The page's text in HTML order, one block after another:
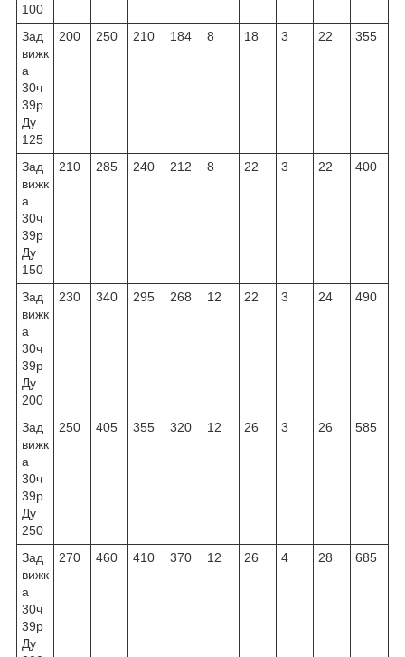
100
Зад
вижк
а
30ч
39р
Ду
125
200 250 210 184 8 18 3 22 355
Зад
вижк
а
30ч
39р
Ду
150
210 285 240 212 8 22 3 22 400
Зад
вижк
а
30ч
39р
Ду
200
230 340 295 268 12 22 3 24 490
Зад
вижк
а
30ч
39р
Ду
250
250 405 355 320 12 26 3 26 585
Зад
вижк
а
30ч
39р
Ду
270 460 410 370 12 26 4 28 685